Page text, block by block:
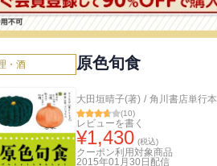
・酒 原色旬食
大田垣晴子(著) / 角川書店単行本
(10)
レビューを書く
¥1,430 (税込)
クーポン利用対象商品
2015年01月30日 配信